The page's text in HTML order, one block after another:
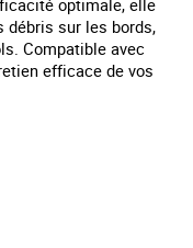
optimale, elle
débris sur les bords,
Compatible avec
efficace de vos